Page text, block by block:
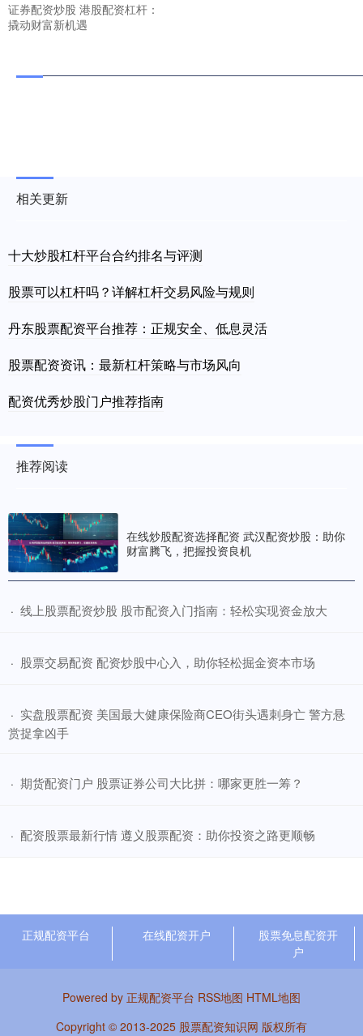
证券配资炒股 港股配资杠杆：
撬动财富新机遇
相关更新
十大炒股杠杆平台合约排名与评测
股票可以杠杆吗？详解杠杆交易风险与规则
丹东股票配资平台推荐：正规安全、低息灵活
股票配资资讯：最新杠杆策略与市场风向
配资优秀炒股门户推荐指南
推荐阅读
在线炒股配资选择配资 武汉配资炒股：助你
财富腾飞，把握投资良机
· ​线上股票配资炒股 股市配资入门指南：轻松实现资金放大
· ​股票交易配资 配资炒股中心入，助你轻松掘金资本市场
· ​实盘股票配资 美国最大健康保险商CEO街头遇刺身亡 警方悬
赏捉拿凶手
· ​期货配资门户 股票证券公司大比拼：哪家更胜一筹？
· ​配资股票最新行情 遵义股票配资：助你投资之路更顺畅
正规配资平台 在线配资开户
股票免息配资开
户
Powered by 正规配资平台 RSS地图 HTML地图
Copyright © 2013-2025 股票配资知识网 版权所有